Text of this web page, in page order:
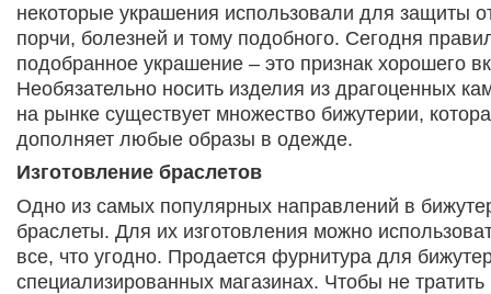
некоторые украшения использовали для защиты
порчи, болезней и тому подобного. Сегодня
подобранное украшение – это признак хорошего
Необязательно носить изделия из драгоценных
на рынке существует множество бижутерии,
дополняет любые образы в одежде.
Изготовление браслетов
Одно из самых популярных направлений в
браслеты. Для их изготовления можно
все, что угодно. Продается фурнитура для
специализированных магазинах. Чтобы не